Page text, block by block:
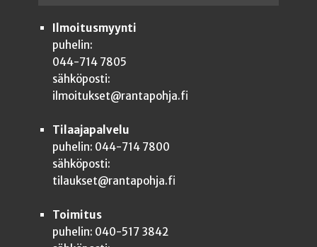
Ilmoitusmyynti
puhelin:
044-714 7805
sähköposti:
ilmoitukset@rantapohja.fi
Tilaajapalvelu
puhelin: 044-714 7800
sähköposti:
tilaukset@rantapohja.fi
Toimitus
puhelin: 040-517 3842